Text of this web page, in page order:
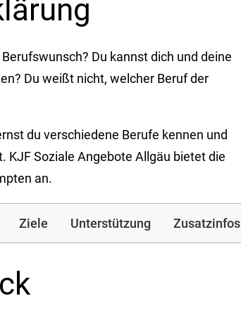
Du kannst dich und deine
Du weißt nicht, welcher Beruf der
du verschiedene Berufe kennen und
KJF Soziale Angebote Allgäu bietet die
an.
Ziele Unterstützung Zusatzinfos